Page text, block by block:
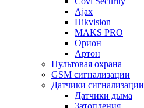
Ajax
Hikvision
MAKS PRO
Орион
Артон
Пультовая охрана
GSM сигнализации
Датчики сигнализации
Датчики дыма
Затопления